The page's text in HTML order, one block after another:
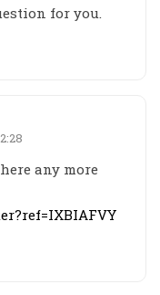
for you.
any more